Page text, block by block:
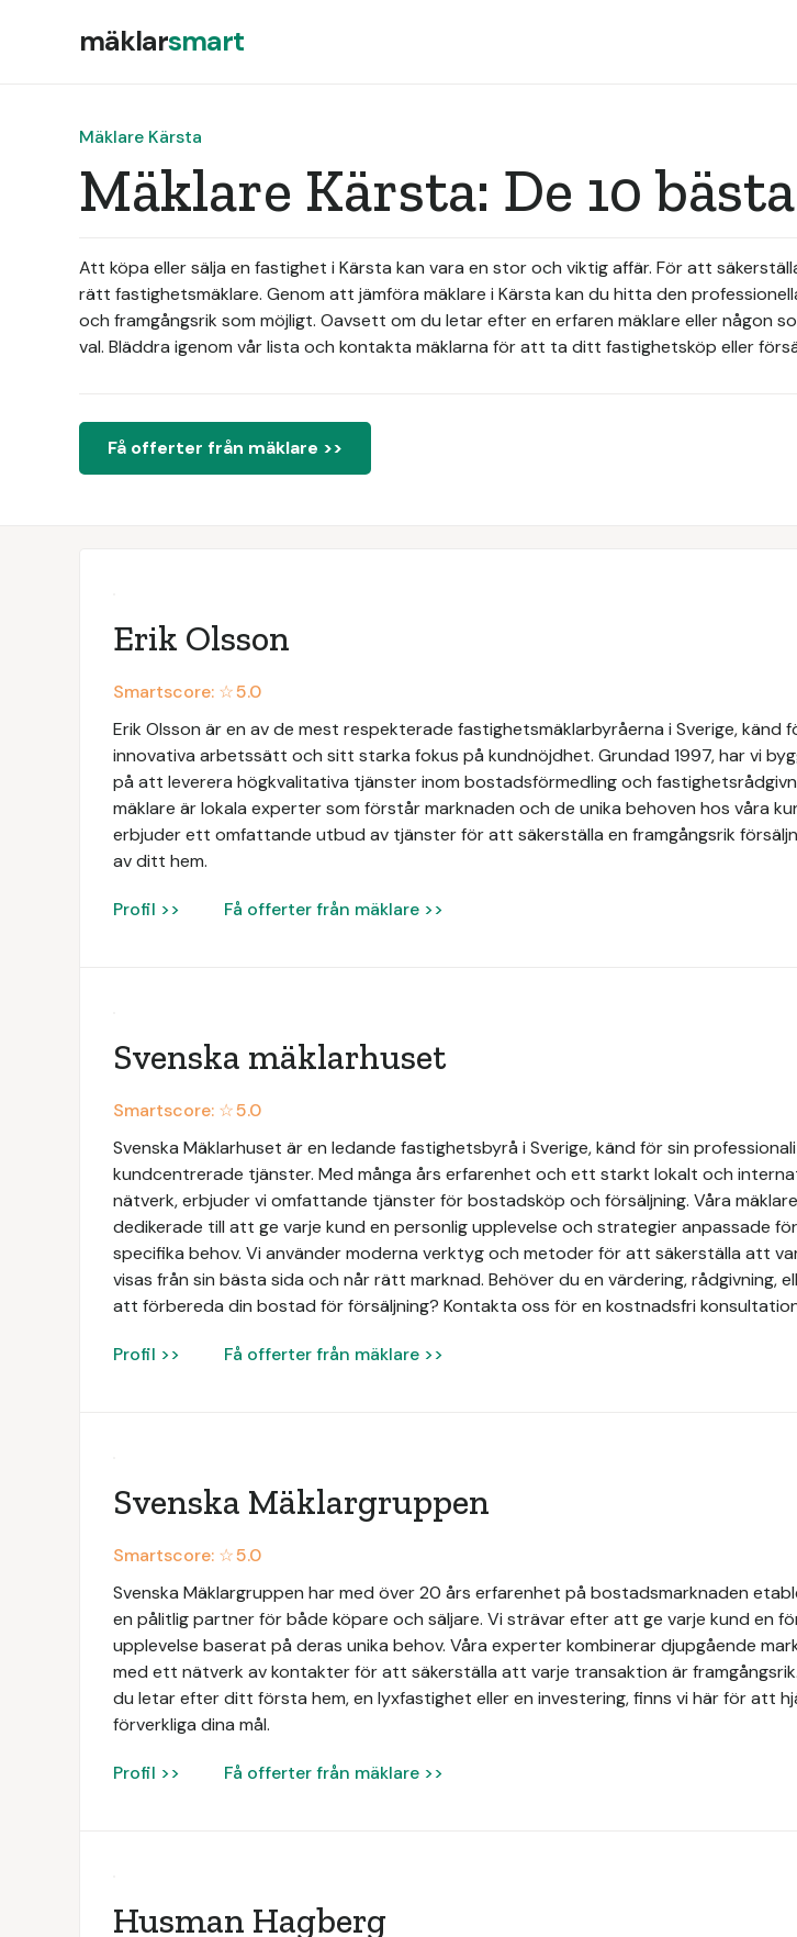
mäklarsmart
Mäklare Kärsta
Mäklare Kärsta: De 10
Att köpa eller sälja en fastighet i Kärsta kan vara en stor och viktig affär. För att
rätt fastighetsmäklare. Genom att jämföra mäklare i Kärsta kan du hitta den
och framgångsrik som möjligt. Oavsett om du letar efter en erfaren mäklare eller någon
val. Bläddra igenom vår lista och kontakta mäklarna för att ta ditt fastighetsköp eller
Få offerter från mäklare >>
Erik Olsson
Smartscore: ☆5.0
Erik Olsson är en av de mest respekterade fastighetsmäklarbyråerna i Sverige, känd
innovativa arbetssätt och sitt starka fokus på kundnöjdhet. Grundad 1997, har vi
på att leverera högkvalitativa tjänster inom bostadsförmedling och
mäklare är lokala experter som förstår marknaden och de unika behoven hos våra
erbjuder ett omfattande utbud av tjänster för att säkerställa en framgångsrik
av ditt hem.
Profil >> Få offerter från mäklare >>
Svenska mäklarhuset
Smartscore: ☆5.0
Svenska Mäklarhuset är en ledande fastighetsbyrå i Sverige, känd för sin
kundcentrerade tjänster. Med många års erfarenhet och ett starkt lokalt och
nätverk, erbjuder vi omfattande tjänster för bostadsköp och försäljning. Våra
dedikerade till att ge varje kund en personlig upplevelse och strategier anpassade
specifika behov. Vi använder moderna verktyg och metoder för att säkerställa att
visas från sin bästa sida och når rätt marknad. Behöver du en värdering, rådgivning,
att förbereda din bostad för försäljning? Kontakta oss för en kostnadsfri
Profil >> Få offerter från mäklare >>
Svenska Mäklargruppen
Smartscore: ☆5.0
Svenska Mäklargruppen har med över 20 års erfarenhet på bostadsmarknaden
en pålitlig partner för både köpare och säljare. Vi strävar efter att ge varje kund en
upplevelse baserat på deras unika behov. Våra experter kombinerar djupgående
med ett nätverk av kontakter för att säkerställa att varje transaktion är
du letar efter ditt första hem, en lyxfastighet eller en investering, finns vi här för att
förverkliga dina mål.
Profil >> Få offerter från mäklare >>
Husman Hagberg